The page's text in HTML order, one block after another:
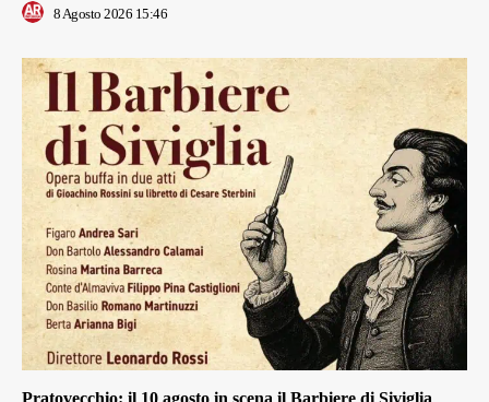
8 Agosto 2026 15:46
Pratovecchio: il 10 agosto in scena il Barbiere di Siviglia